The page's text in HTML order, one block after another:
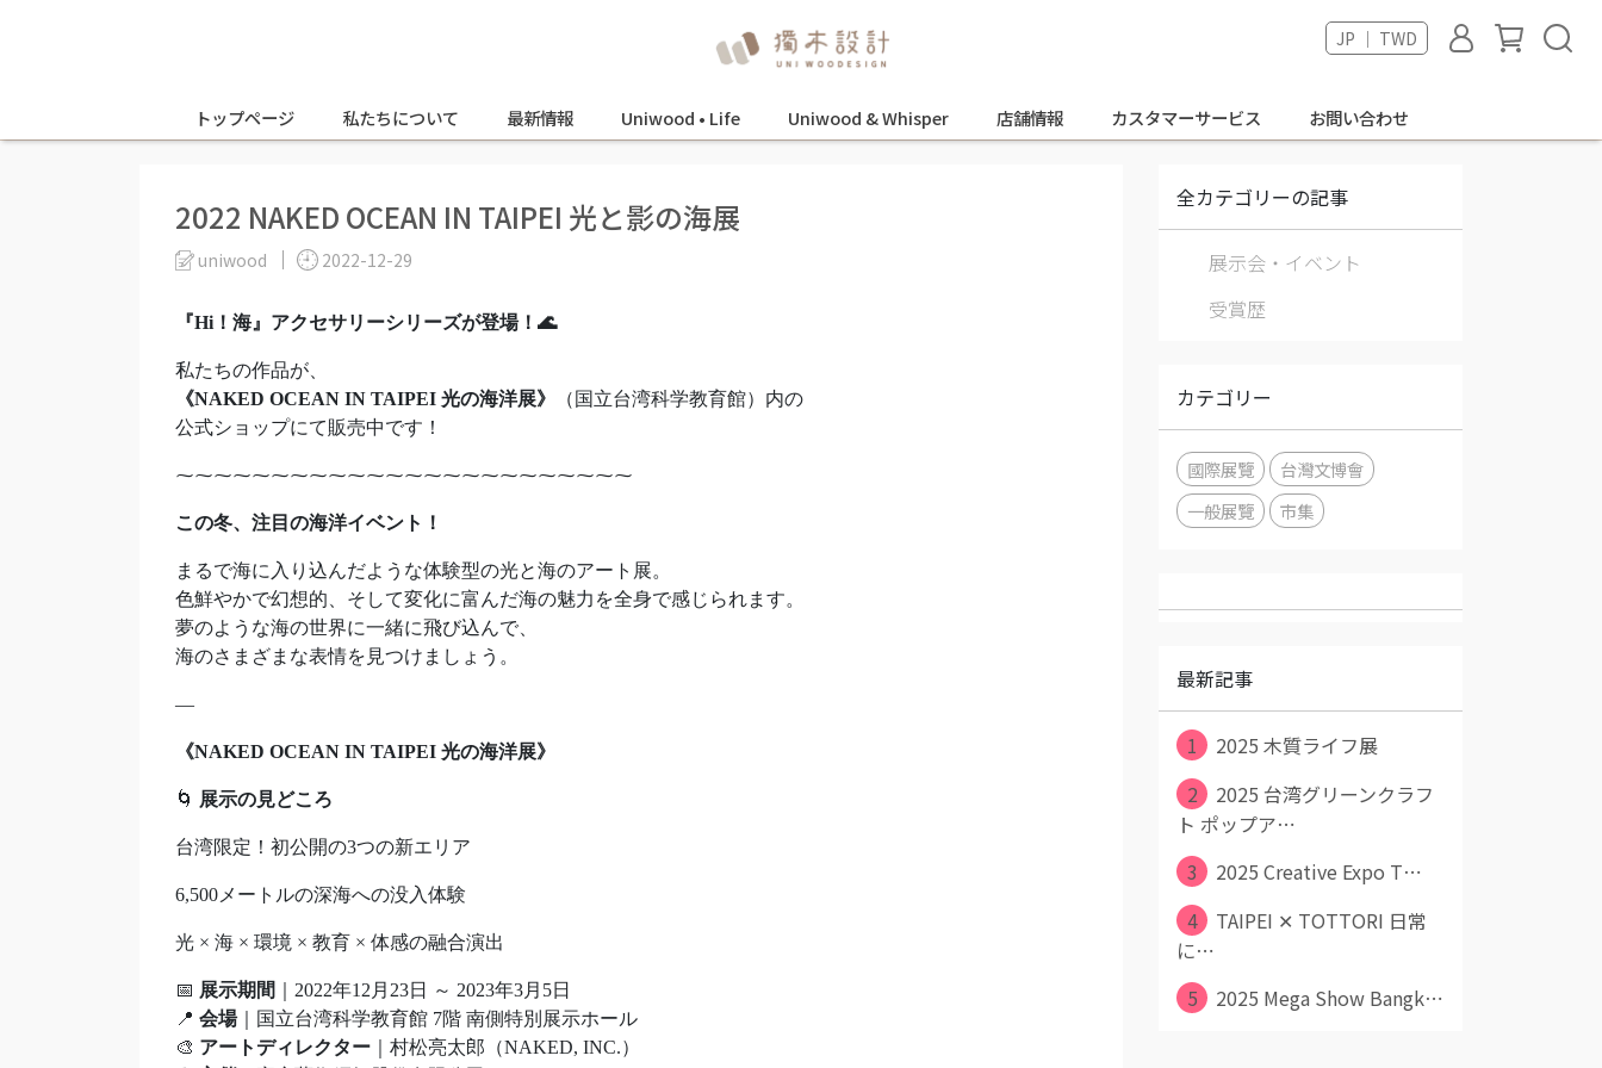
JP ｜ TWD
トップページ 私たちについて 最新情報 Uniwood • Life Uniwood & Whisper 店舗情報 カスタマーサービス お問い合わせ
2022 NAKED OCEAN IN TAIPEI 光と影の海展
uniwood 2022-12-29
『Hi！海』アクセサリーシリーズが登場！🌊
私たちの作品が、
《NAKED OCEAN IN TAIPEI 光の海洋展》
（国立台湾科学教育館）内の
公式ショップにて販売中です！
⁓⁓⁓⁓⁓⁓⁓⁓⁓⁓⁓⁓⁓⁓⁓⁓⁓⁓⁓⁓⁓⁓⁓⁓
この冬、注目の海洋イベント！
まるで海に入り込んだような体験型の光と海のアート展。
色鮮やかで幻想的、そして変化に富んだ海の魅力を全身で感じられます。
夢のような海の世界に一緒に飛び込んで、
海のさまざまな表情を見つけましょう。
—
《NAKED OCEAN IN TAIPEI 光の海洋展》
🌀 展示の見どころ
台湾限定！初公開の3つの新エリア
6,500メートルの深海への没入体験
光 × 海 × 環境 × 教育 × 体感の融合演出
📅 展示期間
｜2022年12月23日 ～ 2023年3月5日
📍 会場｜国立台湾科学教育館 7階 南側特別展示ホール
🎨 アートディレクター ｜村松亮太郎（NAKED, INC.）
全カテゴリーの記事
展示会・イベント
受賞歴
カテゴリー
國際展覽
台灣文博會
一般展覽
市集
最新記事
1
2025 木質ライフ展
2
2025 台湾グリーンクラフ
ト ポップア⋯
3
2025 Creative Expo T⋯
4
TAIPEI ✕ TOTTORI 日常
に⋯
5
2025 Mega Show Bangk⋯